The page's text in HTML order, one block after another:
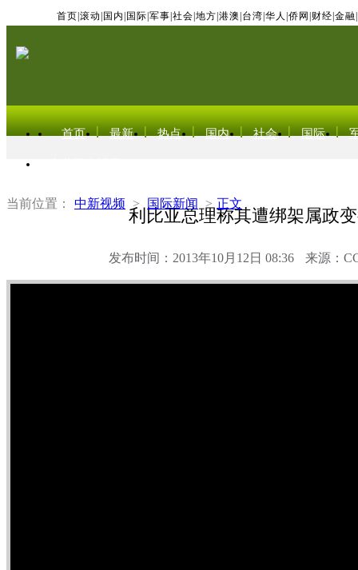
首页 滚动 国内 国际 军事 社会 地方 港澳 台湾 华人 侨网 财经 金融
首页 最新 热点 国内 社会 国际
当前位置： 中新视频 > 国际新闻 > 正文
利比亚总理称其遭绑架属政
发布时间：2013年10月12日 08:36 来源：